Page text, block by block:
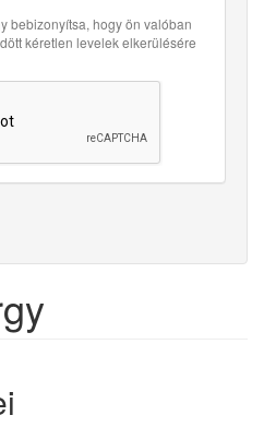
bebizonyítsa, hogy ön valóban
kéretlen levelek elkerülésére